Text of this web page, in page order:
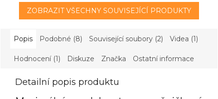
ZOBRAZIT VŠECHNY SOUVISEJÍCÍ PRODUKTY
Popis Podobné (8) Související soubory (2) Videa (1)
Hodnocení (1) Diskuze Značka Ostatní informace
Detailní popis produktu